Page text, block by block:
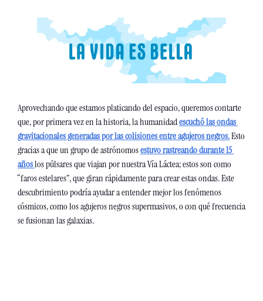
Aprovechando que estamos platicando del espacio, queremos contarte
que, por primera vez en la historia, la humanidad escuchó las ondas
gravitacionales generadas por las colisiones entre agujeros negros. Esto
gracias a que un grupo de astrónomos estuvo rastreando durante 15
añoslos púlsares que viajan por nuestra Vía Láctea; estos son como
“faros estelares”, que giran rápidamente para crear estas ondas. Este
descubrimiento podría ayudar a entender mejor los fenómenos
cósmicos, como los agujeros negros supermasivos, o con qué frecuencia
se fusionan las galaxias.